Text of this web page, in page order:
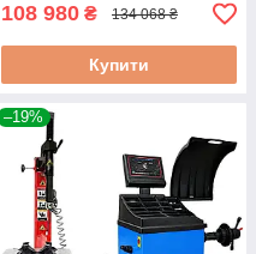
108 980 ₴ 134 068 ₴
Купити
–19%